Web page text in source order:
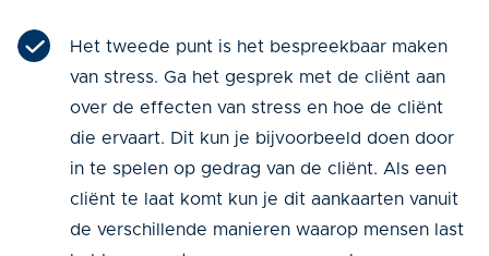
Het tweede punt is het bespreekbaar maken
van stress. Ga het gesprek met de cliënt aan
over de effecten van stress en hoe de cliënt
die ervaart. Dit kun je bijvoorbeeld doen door
in te spelen op gedrag van de cliënt. Als een
cliënt te laat komt kun je dit aankaarten vanuit
de verschillende manieren waarop mensen last